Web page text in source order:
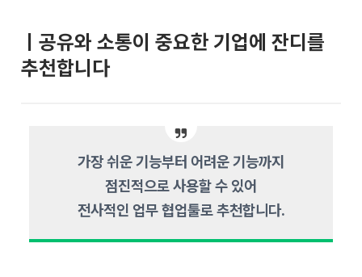
ㅣ공유와 소통이 중요한 기업에 잔디를
추천합니다
가장 쉬운 기능부터 어려운 기능까지
점진적으로 사용할 수 있어
전사적인 업무 협업툴로 추천합니다.